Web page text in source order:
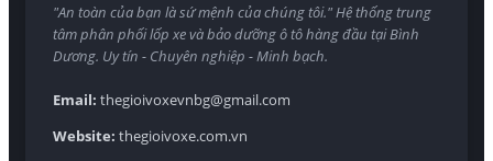
"An toàn của bạn là sứ mệnh của chúng tôi." Hệ thống trung
tâm phân phối lốp xe và bảo dưỡng ô tô hàng đầu tại Bình
Dương. Uy tín - Chuyên nghiệp - Minh bạch.
Email: thegioivoxevnbg@gmail.com
Website: thegioivoxe.com.vn